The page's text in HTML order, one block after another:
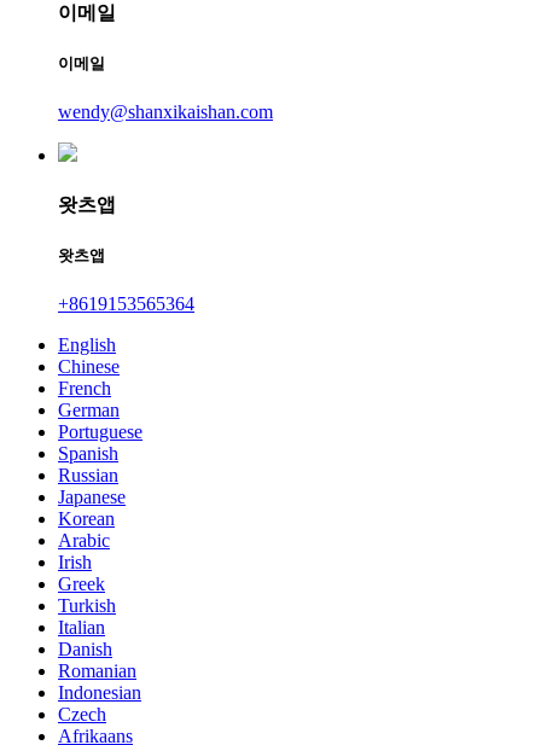
이메일
이메일
wendy@shanxikaishan.com
왓츠앱
왓츠앱
+8619153565364
English
Chinese
French
German
Portuguese
Spanish
Russian
Japanese
Korean
Arabic
Irish
Greek
Turkish
Italian
Danish
Romanian
Indonesian
Czech
Afrikaans